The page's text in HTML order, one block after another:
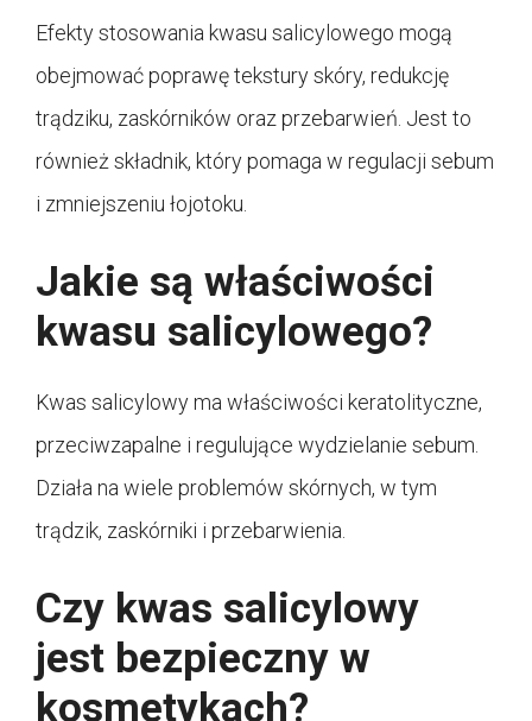
Efekty stosowania kwasu salicylowego mogą
obejmować poprawę tekstury skóry, redukcję
trądziku, zaskórników oraz przebarwień. Jest to
również składnik, który pomaga w regulacji sebum
i zmniejszeniu łojotoku.
Jakie są właściwości
kwasu salicylowego?
Kwas salicylowy ma właściwości keratolityczne,
przeciwzapalne i regulujące wydzielanie sebum.
Działa na wiele problemów skórnych, w tym
trądzik, zaskórniki i przebarwienia.
Czy kwas salicylowy
jest bezpieczny w
kosmetykach?